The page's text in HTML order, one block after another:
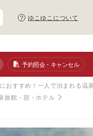
ゆこゆこについて
予約照会・キャンセル
おすすめ！一人で泊まれる温
旅館・宿・ホテル